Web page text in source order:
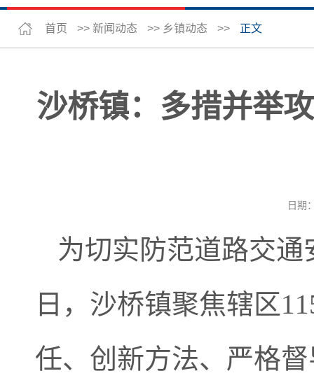
首页 >> 新闻动态 >> 乡镇动态 >> 正文
沙桥镇：多措并举
日期
为切实防范道路交
日，沙桥镇聚焦辖区
任、创新方法、严格